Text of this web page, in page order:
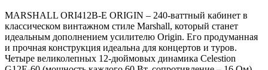
MARSHALL ORI412B-E ORIGIN – 240-ваттный кабинет в
классическом винтажном стиле Marshall, который станет
идеальным дополнением усилителю Origin. Его продуманная
и прочная конструкция идеальна для концертов и туров.
Четыре великолепных 12-дюймовых динамика Celestion